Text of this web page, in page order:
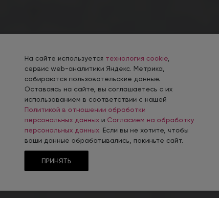
На сайте используется технология cookie
сервис web-аналитики Яндекс. Метрика,
собираются пользовательские данные.
Оставаясь на сайте, вы соглашаетесь с их
использованием в соответствии с нашей
Политикой в отношении обработки
персональных данных и Согласием на обработку
персональных данных. Если вы не хотите, чтобы
ваши данные обрабатывались, покиньте сайт.
ПРИНЯТЬ